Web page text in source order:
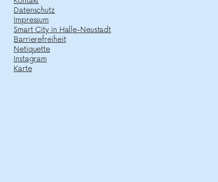
Datenschutz
Impressum
Smart City in Halle-Neustadt
Barrierefreiheit
Netiquette
Instagram
Karte